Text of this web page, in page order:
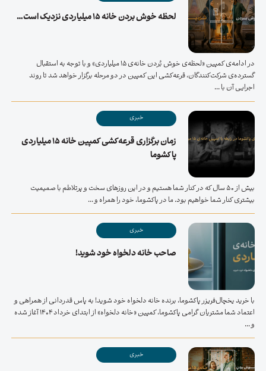
لحظه خوش بردن خانه ۱۵ میلیاردی نزدیک است…
در ادامه‌ی کمپین «لحظه‌ی خوش بُردن خانه‌ی ۱۵ میلیاردی» و با توجه به استقبال
گسترده‌ی شرکت‌کنندگان، قرعه‌کشی این کمپین در دو مرحله برگزار خواهد شد تا روند
اجرایی آن با ...
خبری
زمان برگزاری قرعه‌کشی کمپین خانه ۱۵ میلیاردی
پاکشوما
بیش از 50 سال که در کنار شما هستیم و در این روزهای سخت و پرتلاطم با صمیمیت
بیشتری کنار شما خواهیم بود. ما در پاکشوما، خود را همراه و ...
خبری
صاحب خانه دلخواه خود شوید!
با خرید یخچال‌فریزر پاکشوما، برنده خانه دلخواه خود شوید! به پاس قدردانی از همراهی و
اعتماد شما مشتریان گرامی پاکشوما، کمپین «خانه دلخواه» از ابتدای خرداد ۱۴۰۴ آغاز شده
و ...
خبری